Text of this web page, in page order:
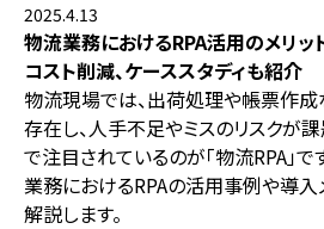
2025.4.13
物流業務におけるRPA活用のメリッ
コスト削減、ケーススタディも紹介
物流現場では、出荷処理や帳票作
存在し、人手不足やミスのリスクが課
で注目されているのが「物流RPA」で
業務におけるRPAの活用事例や導入
解説します。